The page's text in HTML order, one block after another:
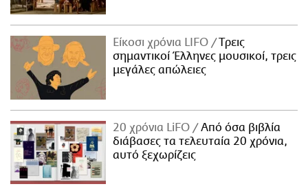
Είκοσι χρόνια LIFO
Tρεις
σημαντικοί Έλληνες μουσικοί, τρεις
μεγάλες απώλειες
20 χρόνια LiFO
Από όσα βιβλία
διάβασες τα τελευταία 20 χρόνια,
αυτό ξεχωρίζεις